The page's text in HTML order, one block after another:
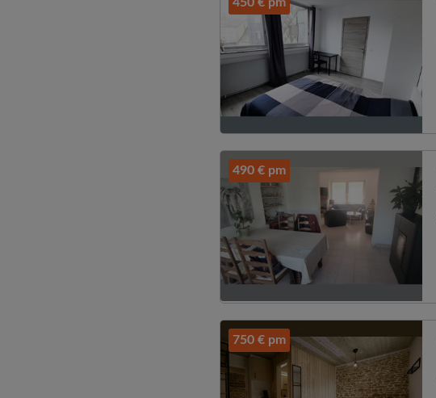
450 € pm
490 € pm
750 € pm